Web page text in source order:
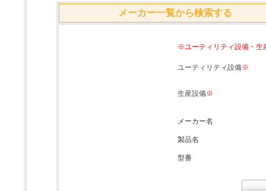
メーカー一覧から検索する
※ユーティリティ設備・生
ユーティリティ設備※
生産設備※
メーカー名
製品名
型番